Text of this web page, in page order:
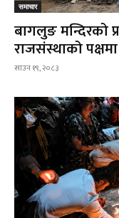
समाचार
बागलुङ मन्दिरको
राजसंस्थाको
साउन १९, २०८३